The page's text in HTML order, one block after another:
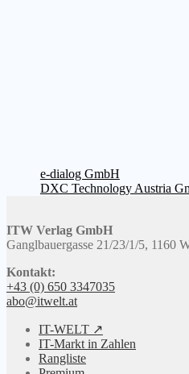
Beitragsnavigation
Vorheriger
Beitrag:
e-dialog GmbH
Nächster
DXC Technology Austria
ITW Verlag GmbH
Ganglbauergasse 21/23/1/5, 1160
Kontakt:
+43 (0) 650 3347035
abo@itwelt.at
IT-WELT ↗
IT-Markt in Zahlen
Rangliste